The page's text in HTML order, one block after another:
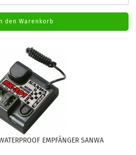
In den Warenkorb
EMPFÄNGER SANWA